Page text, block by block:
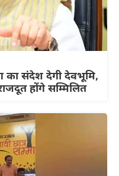
का संदेश देगी देवभूमि,
होंगे सम्मिलित